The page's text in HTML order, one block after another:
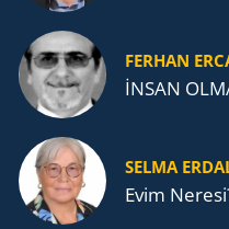
FERHAN
İNSAN
SELMA
Evim